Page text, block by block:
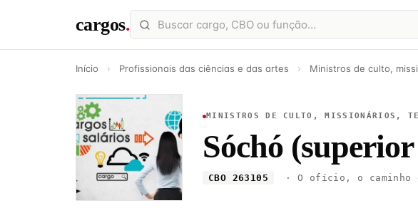
cargos.
Início › Profissionais das ciências e das artes › Ministros de culto,
MINISTROS DE CULTO, MISSIONÁRIOS,
Sóchó
CBO 263105 · O ofício, o caminho